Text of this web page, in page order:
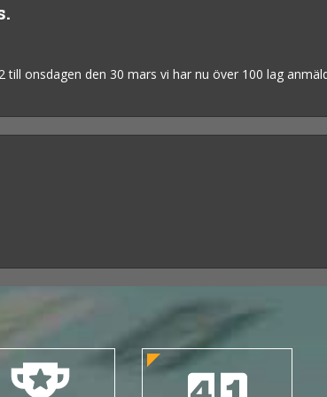
onsdagen den 30 mars vi har nu över 100 lag